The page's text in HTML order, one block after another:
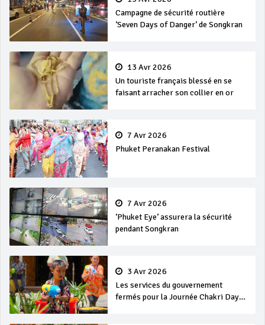
Campagne de sécurité routière
‘Seven Days of Danger’ de Songkran
13 Avr 2026
Un touriste français blessé en se
faisant arracher son collier en or
7 Avr 2026
Phuket Peranakan Festival
7 Avr 2026
‘Phuket Eye’ assurera la sécurité
pendant Songkran
3 Avr 2026
Les services du gouvernement
fermés pour la Journée Chakri Day